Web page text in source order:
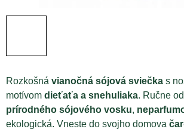
Rozkošná vianočná sójová sviečka s
motívom dieťaťa a snehuliaka. Ručne
prírodného sójového vosku,
ekologická. Vneste do svojho domova